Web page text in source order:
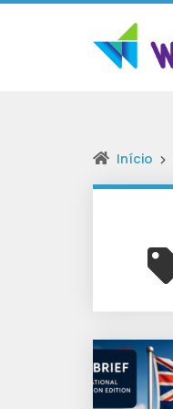
Início